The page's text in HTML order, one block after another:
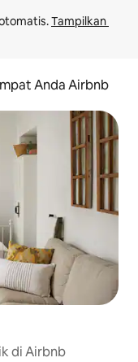
Tampilkan
Anda Airbnb
di Airbnb